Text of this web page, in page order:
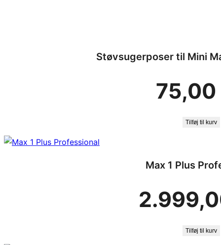
Støvsugerposer til Mini
75,00
Tilføj til kurv
Max 1 Plus
Tilføj til kurv